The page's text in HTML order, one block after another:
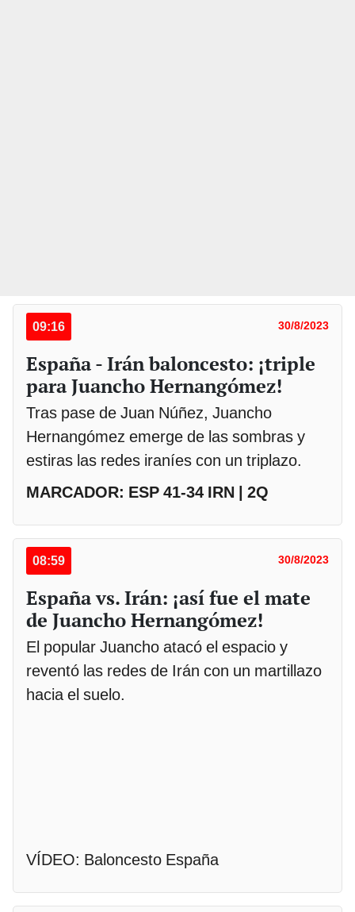
09:16 30/8/2023
España - Irán baloncesto: ¡triple
para Juancho Hernangómez!
Tras pase de Juan Núñez, Juancho
Hernangómez emerge de las sombras y
estiras las redes iraníes con un triplazo.
MARCADOR: ESP 41-34 IRN | 2Q
08:59 30/8/2023
España vs. Irán: ¡así fue el mate
de Juancho Hernangómez!
El popular Juancho atacó el espacio y
reventó las redes de Irán con un martillazo
hacia el suelo.
VÍDEO: Baloncesto España